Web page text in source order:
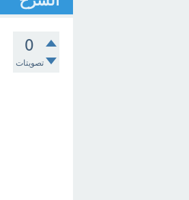
0
تصويتات